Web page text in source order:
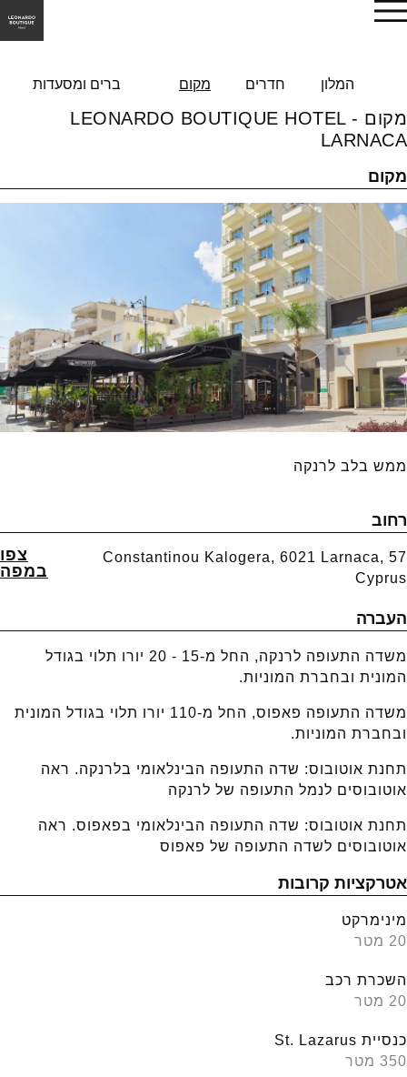
המלון חדרים מקום ברים ומסעדות
מקום - LEONARDO BOUTIQUE HOTEL
LARNACA
מקום
ממש בלב לרנקה
רחוב
57 Constantinou Kalogera, 6021 Larnaca,
Cyprus
צפו
במפה
העברה
משדה התעופה לרנקה, החל מ-15 - 20 יורו תלוי בגודל
המונית ובחברת המוניות.
משדה התעופה פאפוס, החל מ-110 יורו תלוי בגודל המונית
ובחברת המוניות.
תחנת אוטובוס: שדה התעופה הבינלאומי בלרנקה. ראה
אוטובוסים לנמל התעופה של לרנקה
תחנת אוטובוס: שדה התעופה הבינלאומי בפאפוס. ראה
אוטובוסים לשדה התעופה של פאפוס
אטרקציות קרובות
מינימרקט
20 מטר
השכרת רכב
20 מטר
כנסיית St. Lazarus
350 מטר